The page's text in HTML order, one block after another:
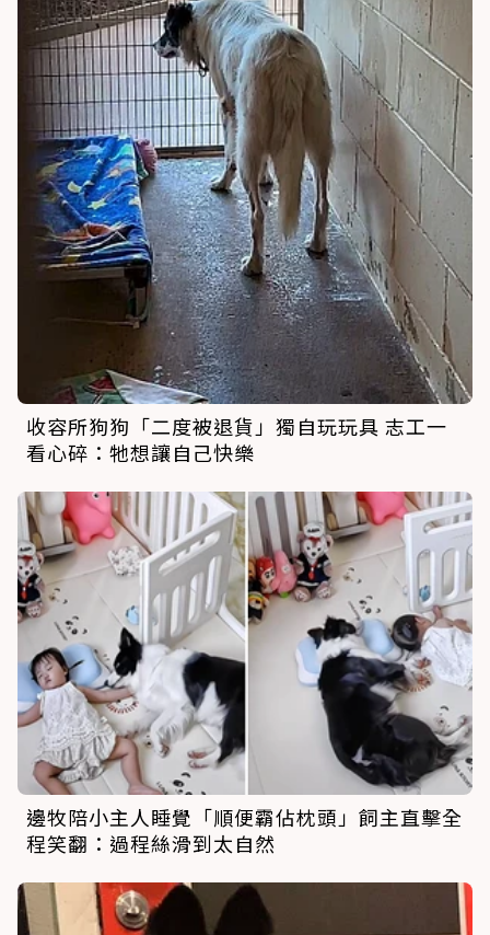
收容所狗狗「二度被退貨」獨自玩玩具 志工一
看心碎：牠想讓自己快樂
邊牧陪小主人睡覺「順便霸佔枕頭」飼主直擊全
程笑翻：過程絲滑到太自然